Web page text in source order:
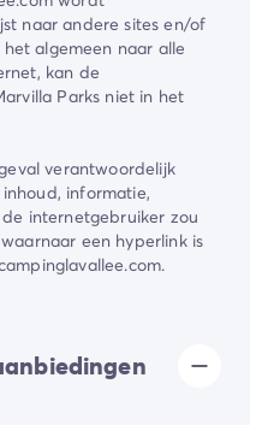
naar andere sites en/of
algemeen naar alle
kan de
Parks niet in het
verantwoordelijk
informatie,
internetgebruiker zou
een hyperlink is